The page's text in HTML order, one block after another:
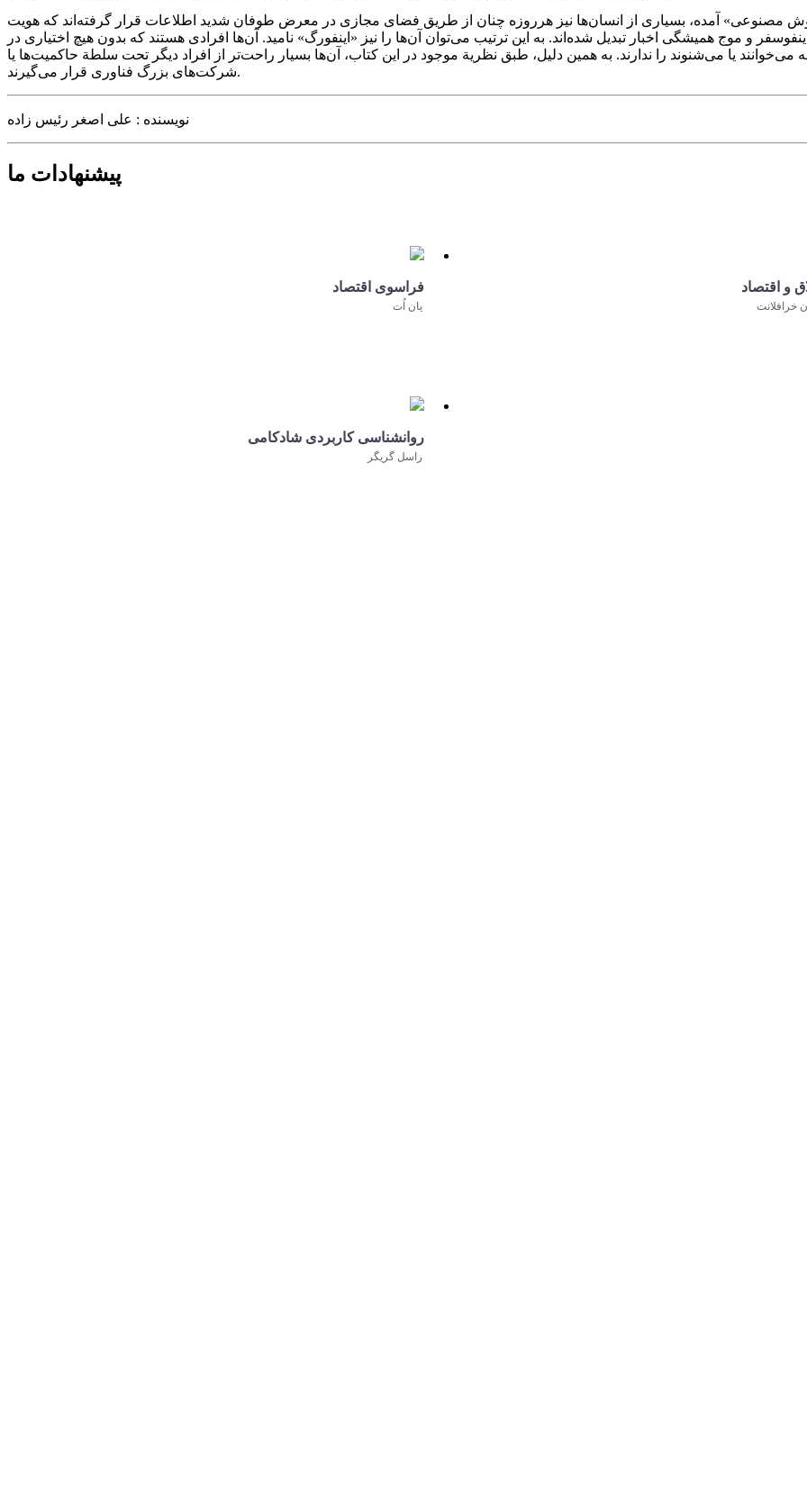
آمده، بسیاری از انسان‌ها نیز هرروزه چنان از طریق فضای مجازی در معرض طوفان شدید اطلاعات قرار گرفته‌اند که هویت
و موج همیشگی اخبار تبدیل شده‌اند. به این ترتیب می‌توان آن‌ها را نیز «اینفورگ» نامید. آن‌ها افرادی هستند که بدون هیچ اختیاری در
می‌خوانند یا می‌شنوند را ندارند. به همین دلیل، طبق نظریة موجود در این کتاب، آن‌ها بسیار راحت‌تر از افراد دیگر تحت سلطة حاکمیت‌ها یا
شرکت‌های بزرگ فناوری قرار می‌گیرند.
نویسنده : علی اصغر رئیس زاده
پیشنهادات ما
فراسوی اقتصاد
یان اُت
و اقتصاد
خرافلانت
روانشناسی کاربردی شادکامی
راسل گریگر